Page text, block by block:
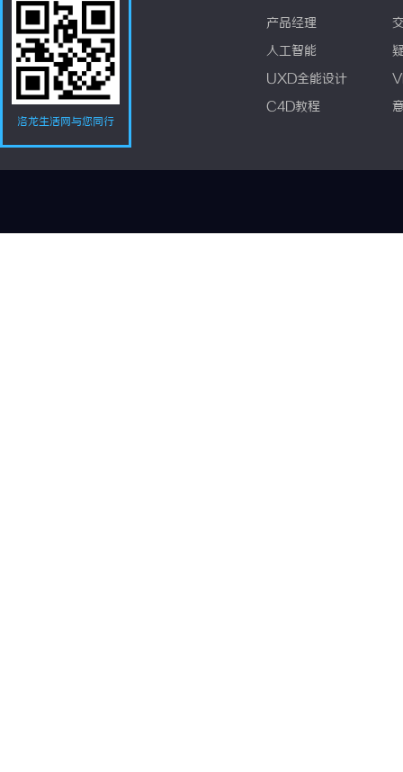
洛龙生活网与您同行
产品经理
人工智能
UXD全能设计
C4D教程